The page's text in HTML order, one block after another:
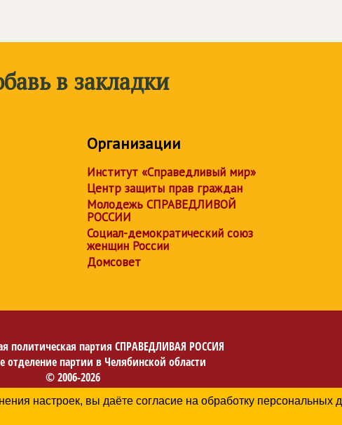
в закладки
Организации
Институт «Справедливый мир»
Центр защиты прав граждан
Молодежь СПРАВЕДЛИВОЙ
РОССИИ
Социал-демократический союз
женщин России
Домсовет
политическая партия СПРАВЕДЛИВАЯ РОССИЯ
отделение партии в Челябинской области
© 2006-2026
обработки персональных данных
настроек, вы даёте согласие на обработку персональных